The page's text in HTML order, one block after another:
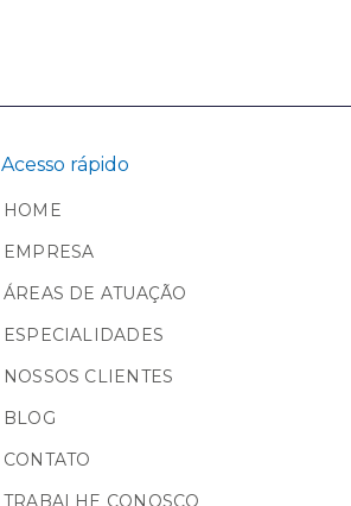
Acesso rápido
HOME
EMPRESA
ÁREAS DE ATUAÇÃO
ESPECIALIDADES
NOSSOS CLIENTES
BLOG
CONTATO
TRABALHE CONOSCO